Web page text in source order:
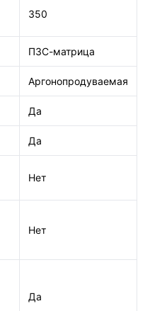
350
ПЗС-матрица
Аргонопродуваемая
Да
Да
Нет
Нет
Да